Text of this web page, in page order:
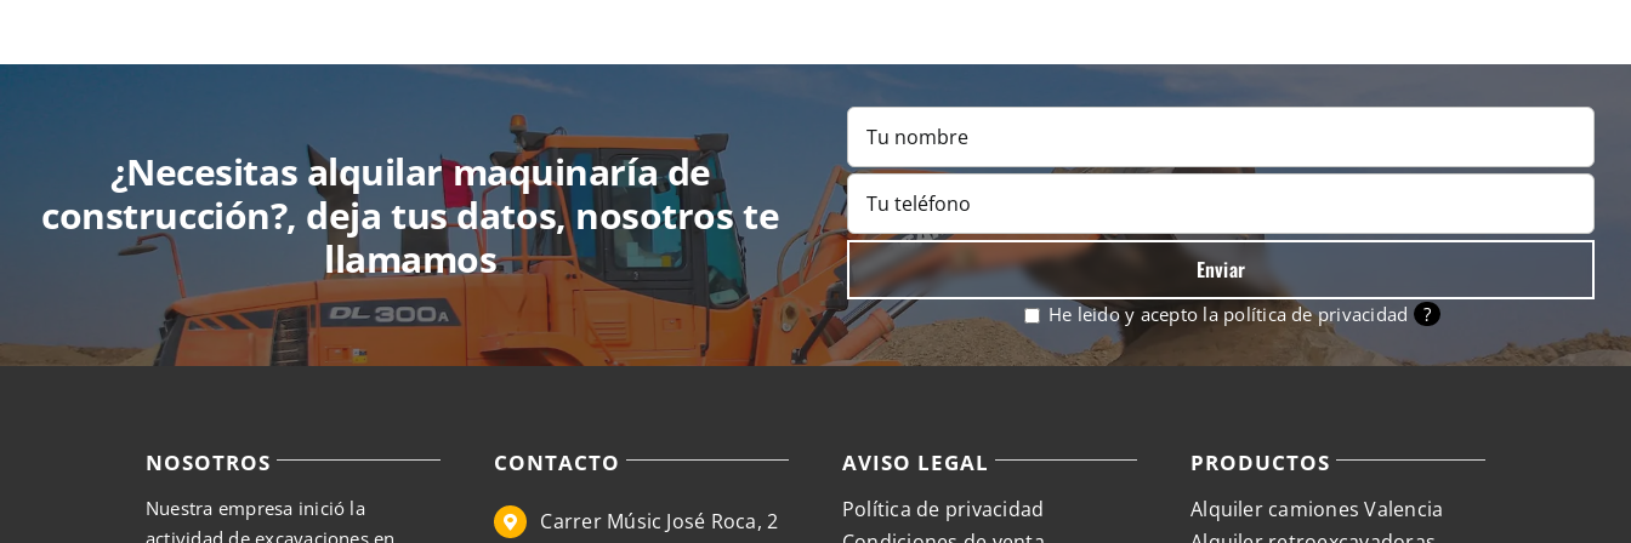
¿Necesitas alquilar maquinaría de
construcción?, deja tus datos, nosotros te
llamamos
He leido y acepto la política de privacidad ?
NOSOTROS
Nuestra empresa inició la
actividad de excavaciones en
CONTACTO
Carrer Músic José Roca, 2
AVISO LEGAL
Política de privacidad
PRODUCTOS
Alquiler camiones Valencia